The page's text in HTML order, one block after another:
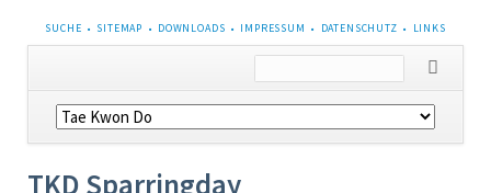
NAVIGATION
ÜBERSPRINGEN
SUCHE SITEMAP DOWNLOADS IMPRESSUM DATENSCHUTZ LINKS
Navigation
überspringen
TKD Sparringday